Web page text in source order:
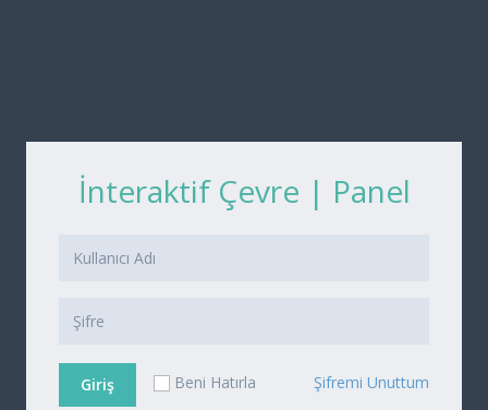
İnteraktif Çevre | Panel
Giriş Beni Hatırla Şifremi Unuttum